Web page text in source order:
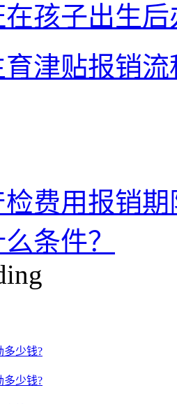
孩子出生
津贴报销流
检费用报销
条件？
多少钱?
多少钱?